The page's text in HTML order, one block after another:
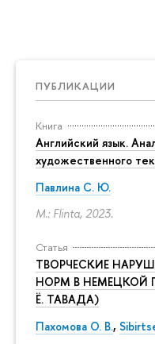
ПУБЛИКАЦИИ
Книга
Английский язык.
художественного
Павлина С. Ю.
M.: Flinta, 2023.
Статья
ТВОРЧЕСКИЕ
НОРМ В НЕМЕЦКОЙ
Ё. ТАВАДА)
Пахомова О. В.,